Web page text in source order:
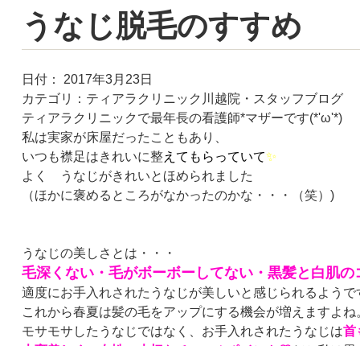
うなじ脱毛のすすめ
日付：
2017年3月23日
カテゴリ： ティアラクリニック川越院・スタッフブログ
ティアラクリニックで最年長の看護師*マザーです(*'ω'*)
私は実家が床屋だったこともあり、
いつも襟足はきれいに整えてもらっていて✨
よく うなじがきれいとほめられました
（ほかに褒めるところがなかったのかな・・・（笑）)
うなじの美しさとは・・・
毛深くない・ 毛がボーボーしてない・黒髪と白肌の
適度にお手入れされたうなじが美しいと感じられるようで
これから春夏は髪の毛をアップにする機会が増えますよね
モサモサしたうなじではなく、お手入れされたうなじは首